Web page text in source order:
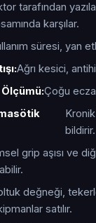
tarafından
karşılar.
süresi, yan
Ağrı kesici,
Çoğu
bildirir.
grip aşısı ve
değneği,
satılır.